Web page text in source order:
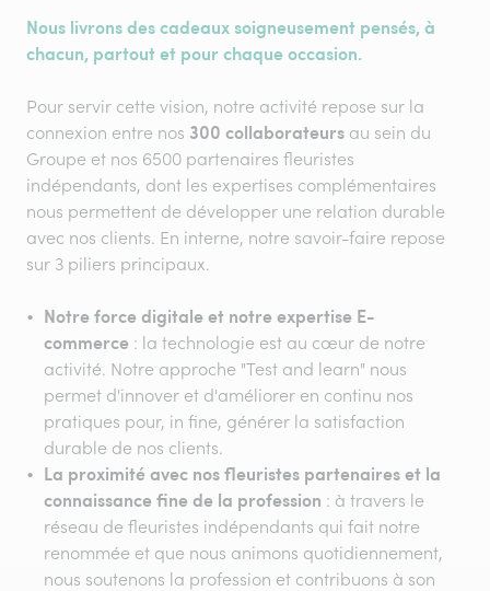
Nous livrons des cadeaux soigneusement pensés, à
chacun, partout et pour chaque occasion.
Pour servir cette vision, notre activité repose sur la
connexion entre nos 300 collaborateurs au sein du
Groupe et nos 6500 partenaires fleuristes
indépendants, dont les expertises complémentaires
nous permettent de développer une relation durable
avec nos clients. En interne, notre savoir-faire repose
sur 3 piliers principaux.
Notre force digitale et notre expertise E-
commerce : la technologie est au cœur de notre
activité. Notre approche "Test and learn" nous
permet d'innover et d'améliorer en continu nos
pratiques pour, in fine, générer la satisfaction
durable de nos clients.
La proximité avec nos fleuristes partenaires et la
connaissance fine de la profession : à travers le
réseau de fleuristes indépendants qui fait notre
renommée et que nous animons quotidiennement,
nous soutenons la profession et contribuons à son